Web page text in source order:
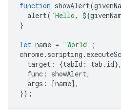
function showAlert(
alert( `Hello, ${
}
let name = 'World' ;
chrome. scripting .
target : {tabId : tab . id},
func : showAlert,
args : [name],
});